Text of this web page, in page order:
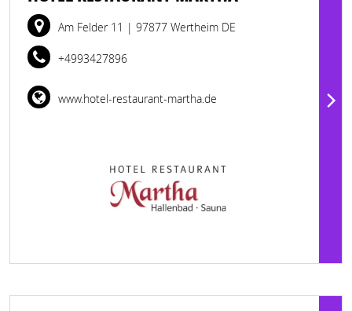
Am Felder 11 | 97877 Wertheim DE
+4993427896
www.hotel-restaurant-martha.de